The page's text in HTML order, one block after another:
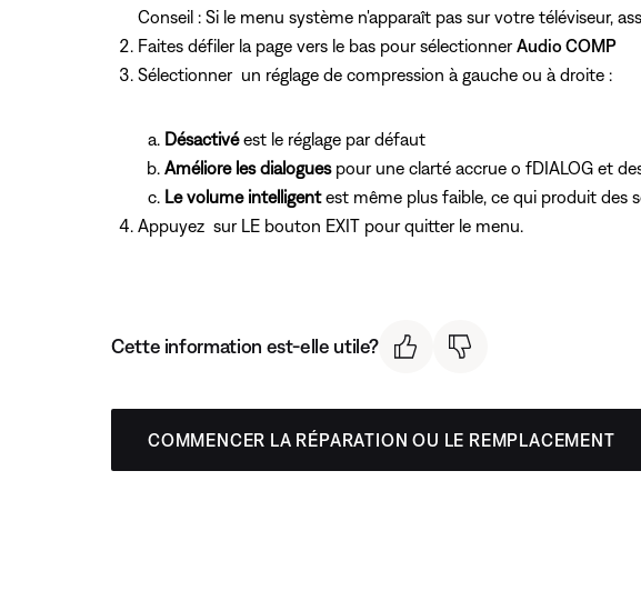
Conseil : Si le menu système n'apparaît pas sur votre téléviseur,
Faites défiler la page vers le bas pour sélectionner Audio COMP
Sélectionner un réglage de compression à gauche ou à droite :
Désactivéest le réglage par défaut
Améliore les dialoguespour une clarté accrue o fDIALOG et
Le volume intelligentest même plus faible, ce qui produit des
Appuyez sur LE bouton EXIT pour quitter le menu.
Cette information est-elle utile?
COMMENCER LA RÉPARATION OU LE REMPLACEMENT